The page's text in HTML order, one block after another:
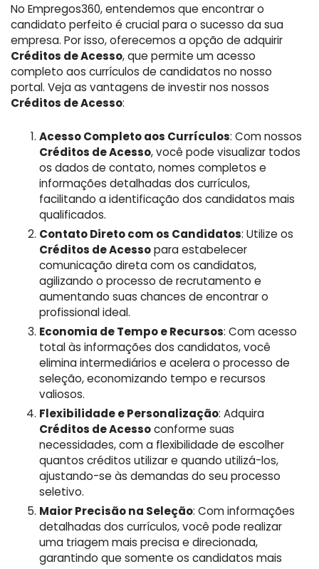
No Empregos360, entendemos que encontrar o
candidato perfeito é crucial para o sucesso da sua
empresa. Por isso, oferecemos a opção de adquirir
Créditos de Acesso, que permite um acesso
completo aos currículos de candidatos no nosso
portal. Veja as vantagens de investir nos nossos
Créditos de Acesso:
Acesso Completo aos Currículos: Com nossos
Créditos de Acesso, você pode visualizar todos
os dados de contato, nomes completos e
informações detalhadas dos currículos,
facilitando a identificação dos candidatos mais
qualificados.
Contato Direto com os Candidatos: Utilize os
Créditos de Acessopara estabelecer
comunicação direta com os candidatos,
agilizando o processo de recrutamento e
aumentando suas chances de encontrar o
profissional ideal.
Economia de Tempo e Recursos: Com acesso
total às informações dos candidatos, você
elimina intermediários e acelera o processo de
seleção, economizando tempo e recursos
valiosos.
Flexibilidade e Personalização: Adquira
Créditos de Acessoconforme suas
necessidades, com a flexibilidade de escolher
quantos créditos utilizar e quando utilizá-los,
ajustando-se às demandas do seu processo
seletivo.
Maior Precisão na Seleção: Com informações
detalhadas dos currículos, você pode realizar
uma triagem mais precisa e direcionada,
garantindo que somente os candidatos mais